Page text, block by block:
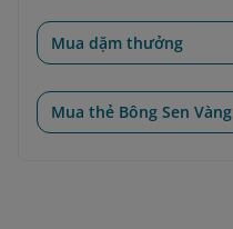
Mua dặm thưởng
Mua thẻ Bông Sen Vàng